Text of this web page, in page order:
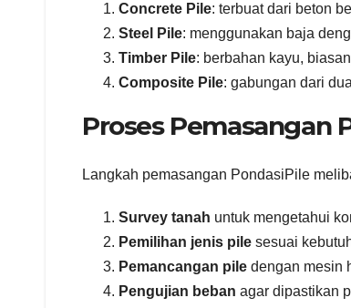
Concrete Pile: terbuat dari beton
Steel Pile: menggunakan baja
Timber Pile: berbahan kayu,
Composite Pile: gabungan dari
Proses Pemasangan
Langkah pemasangan PondasiPile
Survey tanah untuk mengetahui
Pemilihan jenis pile sesuai
Pemancangan pile dengan mesin
Pengujian beban agar dipastikan